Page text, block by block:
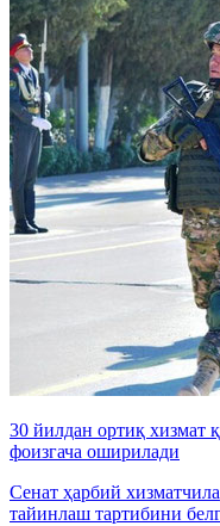
30 йилдан ортиқ хизмат
фоизгача оширилади
Сенат ҳарбий
тайинлаш тартибини